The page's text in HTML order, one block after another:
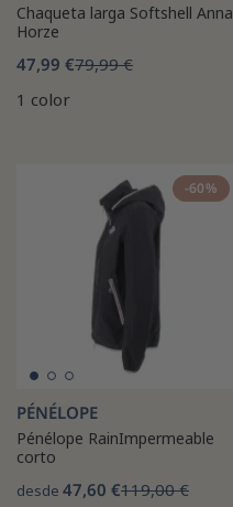
Chaqueta larga Softshell Anna
Horze
47,99 €79,99 €
1 color
-60%
PÉNÉLOPE
Pénélope RainImpermeable
corto
desde 47,60 €119,00 €